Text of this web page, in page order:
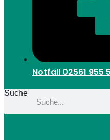
Notfall 02561 955
Suche